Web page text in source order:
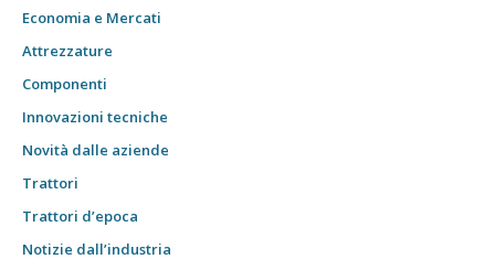
Economia e Mercati
Attrezzature
Componenti
Innovazioni tecniche
Novità dalle aziende
Trattori
Trattori d’epoca
Notizie dall’industria